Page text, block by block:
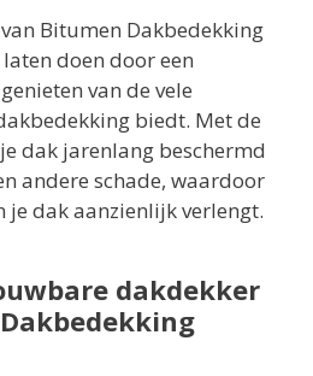
Bitumen Dakbedekking
doen door een
van de vele
biedt. Met de
dak jarenlang beschermd
andere schade, waardoor
je dak aanzienlijk verlengt.
dakdekker